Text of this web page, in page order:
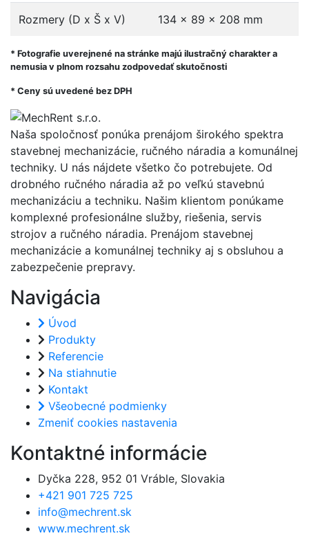
Rozmery (D x Š x V) 134 x 89 x 208 mm
* Fotografie uverejnené na stránke majú ilustračný charakter a
nemusia v plnom rozsahu zodpovedať skutočnosti
* Ceny sú uvedené bez DPH
Naša spoločnosť ponúka prenájom širokého spektra
stavebnej mechanizácie, ručného náradia a komunálnej
techniky. U nás nájdete všetko čo potrebujete. Od
drobného ručného náradia až po veľkú stavebnú
mechanizáciu a techniku. Našim klientom ponúkame
komplexné profesionálne služby, riešenia, servis
strojov a ručného náradia. Prenájom stavebnej
mechanizácie a komunálnej techniky aj s obsluhou a
zabezpečenie prepravy.
Navigácia
Úvod
Produkty
Referencie
Na stiahnutie
Kontakt
Všeobecné podmienky
Zmeniť cookies nastavenia
Kontaktné informácie
Dyčka 228, 952 01 Vráble, Slovakia
+421 901 725 725
info@mechrent.sk
www.mechrent.sk